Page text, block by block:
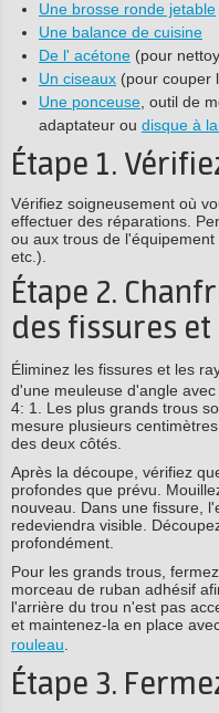
Une brosse ronde jetable
Une balance de cuisine
De l' acétone (pour
Un ciseaux (pour couper
Une ponceuse , outil de
adaptateur ou disque à
Étape 1.
Vérifiez soigneusement où
effectuer des réparations.
ou aux trous de
etc.).
Étape 2.
des fissures
Éliminez les fissures et les
d'une meuleuse d'angle
4: 1. Les plus grands trous
mesure plusieurs
des deux côtés.
Après la découpe, vérifiez
profondes que prévu.
nouveau. Dans une fissure,
redeviendra visible.
profondément.
Pour les grands trous,
morceau de ruban adhésif
l'arrière du trou n'est pas
et maintenez-la en place
rouleau
Étape 3.